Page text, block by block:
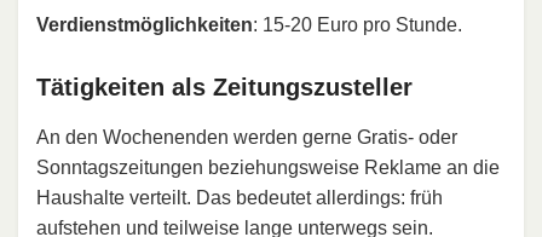
Verdienstmöglichkeiten: 15-20 Euro pro Stunde.
Tätigkeiten als Zeitungszusteller
An den Wochenenden werden gerne Gratis- oder
Sonntagszeitungen beziehungsweise Reklame an die
Haushalte verteilt. Das bedeutet allerdings: früh
aufstehen und teilweise lange unterwegs sein.